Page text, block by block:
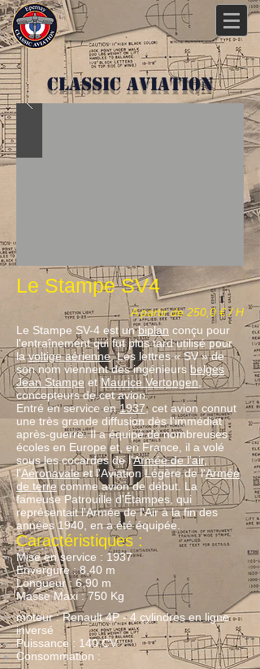
Classic Aviation
Le Stampe SV4
A partir de 250,0 € / H
Le Stampe SV-4 est unbiplan conçu pour
l'entraînement qui fut plus tard utilisé pour
lavoltige aérienne. Les lettres « SV » de
son nom viennent des ingénieurs belges
Jean StampeetMaurice Vertongen
concepteurs de cet avion.
Entré en service en1937, cet avion connut
une très grande diffusion dès l'immédiat
après-guerre. Il a équipé de nombreuses
écoles en Europe et, en France, il a volé
sous les cocardes de l'Armée de l'air,
l'Aéronavaleet l'Aviation Légère de l'Armée
de terrecomme avion de début. La
fameuse Patrouille d'Étampes, qui
représentait l'Armée de l'Air à la fin des
années 1940, en a été équipée.
Caractéristiques :
Mise en service : 1937
Envergure : 8,40 m
Longueur : 6,90 m
Masse Maxi : 750 Kg
moteur : Renault 4P - 4 cylindres en ligne
inversé
Puissance : 140 CV
Consommation :